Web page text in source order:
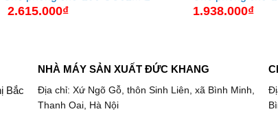
2.615.000₫ 1.938.000₫
Bắc
NHÀ MÁY SẢN XUẤT ĐỨC KHANG
Địa chỉ: Xứ Ngõ Gỗ, thôn Sinh Liên, xã Bình Minh,
Thanh Oai, Hà Nội